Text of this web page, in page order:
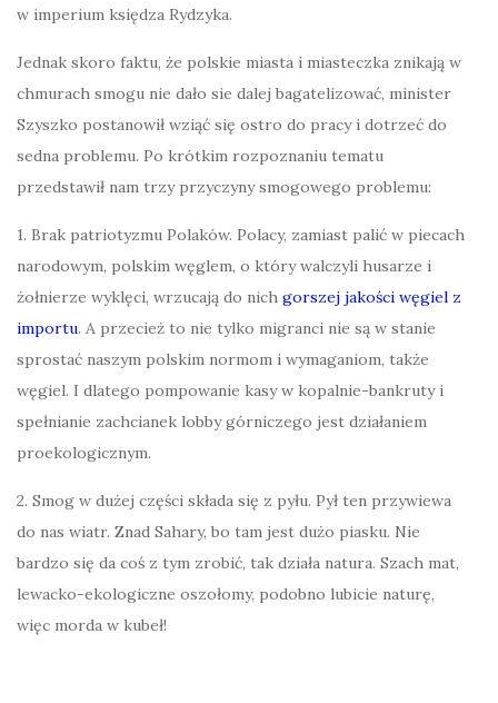
w imperium księdza Rydzyka.
Jednak skoro faktu, że polskie miasta i miasteczka znikają w
chmurach smogu nie dało sie dalej bagatelizować, minister
Szyszko postanowił wziąć się ostro do pracy i dotrzeć do
sedna problemu. Po krótkim rozpoznaniu tematu
przedstawił nam trzy przyczyny smogowego problemu:
1. Brak patriotyzmu Polaków. Polacy, zamiast palić w piecach
narodowym, polskim węglem, o który walczyli husarze i
żołnierze wyklęci, wrzucają do nich gorszej jakości węgiel z
importu. A przecież to nie tylko migranci nie są w stanie
sprostać naszym polskim normom i wymaganiom, także
węgiel. I dlatego pompowanie kasy w kopalnie-bankruty i
spełnianie zachcianek lobby górniczego jest działaniem
proekologicznym.
2. Smog w dużej części składa się z pyłu. Pył ten przywiewa
do nas wiatr. Znad Sahary, bo tam jest dużo piasku. Nie
bardzo się da coś z tym zrobić, tak działa natura. Szach mat,
lewacko-ekologiczne oszołomy, podobno lubicie naturę,
więc morda w kubeł!